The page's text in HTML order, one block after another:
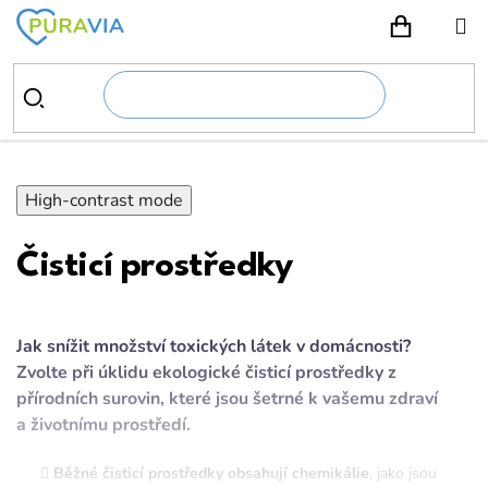
Přejít
obsah
High-contrast mode
Čisticí prostředky
Jak snížit množství toxických látek v domácnosti?
Zvolte při úklidu ekologické čisticí prostředky z
přírodních surovin, které jsou šetrné k vašemu zdraví
a životnímu prostředí.
Běžné čisticí prostředky obsahují chemikálie, jako jsou